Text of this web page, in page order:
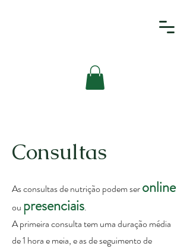
Consultas
As consultas de nutrição podem seronline
ou presenciais.
A primeira consulta tem uma duração média
de 1 hora e meia, e as de seguimento de